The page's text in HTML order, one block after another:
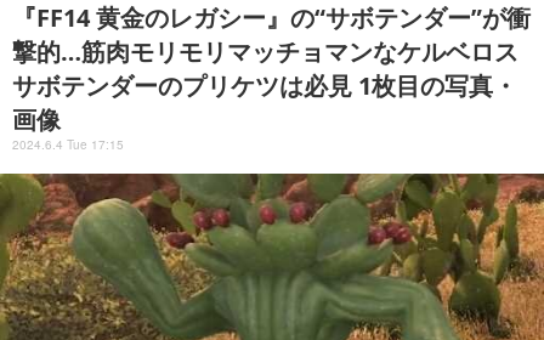
『FF14 黄金のレガシー』の“サボテンダー”が衝
撃的…筋肉モリモリマッチョマンなケルベロス
サボテンダーのプリケツは必見 1枚目の写真・
画像
2024.6.4 Tue 17:15